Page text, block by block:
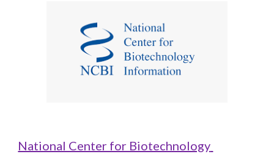
National Center for Biotechnology